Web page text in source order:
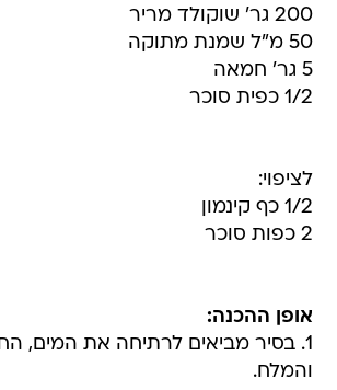
200 גר' שוקולד מריר
50 מ"ל שמנת מתוקה
5 גר' חמאה
1/2 כפית סוכר
לציפוי:
1/2 כף קינמון
2 כפות סוכר
אופן ההכנה:
1. בסיר מביאים לרתיחה את המים,
והמלח.